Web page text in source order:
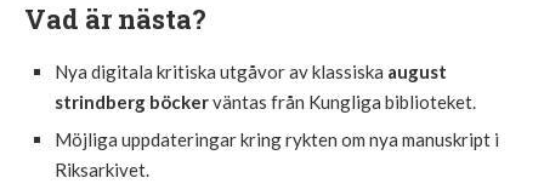
Vad är nästa?
Nya digitala kritiska utgåvor av klassiska august
strindberg böckerväntas från Kungliga biblioteket.
Möjliga uppdateringar kring rykten om nya manuskript i
Riksarkivet.